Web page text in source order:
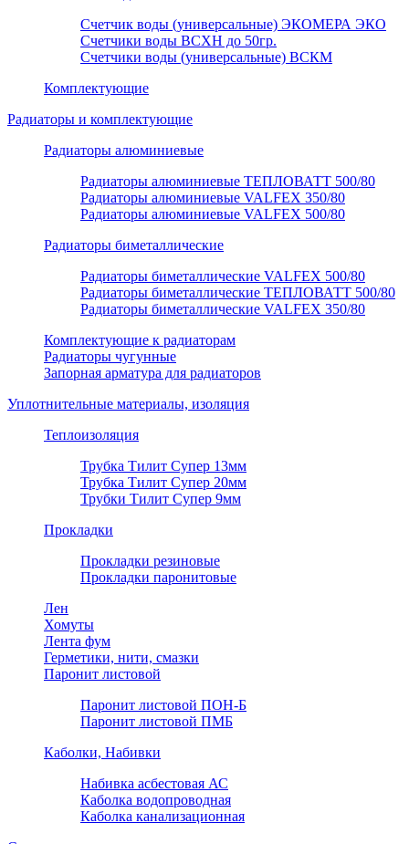
Счетчик воды (универсальные) ЭКОМЕРА ЭКО
Счетчики воды ВСХН до 50гр.
Счетчики воды (универсальные) ВСКМ
Комплектующие
Радиаторы и комплектующие
Радиаторы алюминиевые
Радиаторы алюминиевые ТЕПЛОВАТТ 500/80
Радиаторы алюминиевые VALFEX 350/80
Радиаторы алюминиевые VALFEX 500/80
Радиаторы биметаллические
Радиаторы биметаллические VALFEX 500/80
Радиаторы биметаллические ТЕПЛОВАТТ 500/80
Радиаторы биметаллические VALFEX 350/80
Комплектующие к радиаторам
Радиаторы чугунные
Запорная арматура для радиаторов
Уплотнительные материалы, изоляция
Теплоизоляция
Трубка Тилит Супер 13мм
Трубка Тилит Супер 20мм
Трубки Тилит Супер 9мм
Прокладки
Прокладки резиновые
Прокладки паронитовые
Лен
Хомуты
Лента фум
Герметики, нити, смазки
Паронит листовой
Паронит листовой ПОН-Б
Паронит листовой ПМБ
Каболки, Набивки
Набивка асбестовая АС
Каболка водопроводная
Каболка канализационная